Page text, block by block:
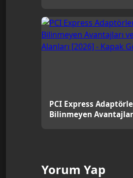
PCI Express
Bilinmeyen
Yorum Yap